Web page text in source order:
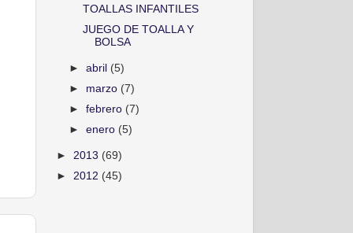
TOALLAS INFANTILES
JUEGO DE TOALLA Y
BOLSA
►abril (5)
► marzo (7)
►febrero (7)
►enero (5)
► 2013 (69)
► 2012 (45)